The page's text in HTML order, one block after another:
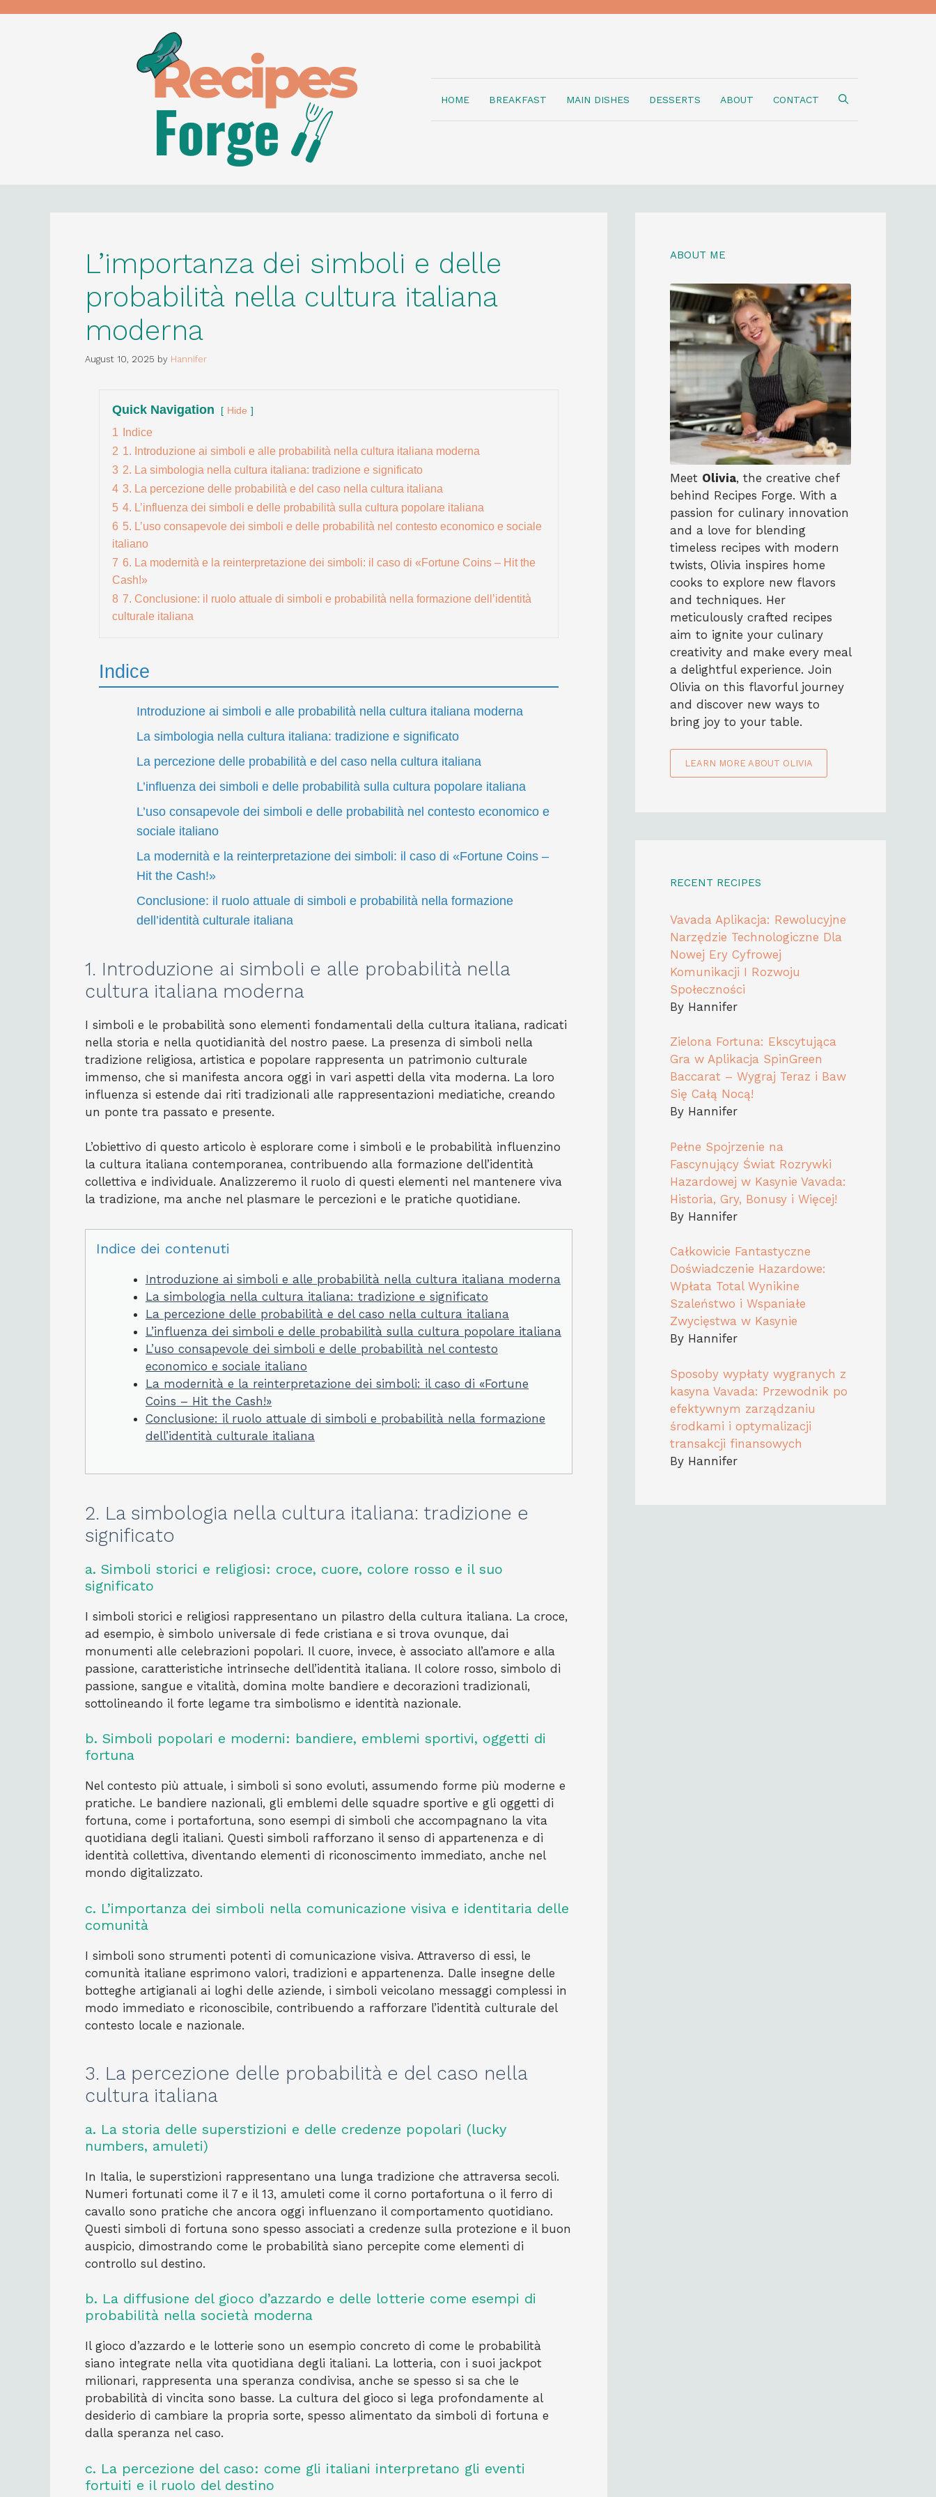
HOME BREAKFAST MAIN DISHES DESSERTS ABOUT CONTACT
L’importanza dei simboli e delle
probabilità nella cultura italiana
moderna
August 10, 2025 by Hannifer
Quick Navigation Hide
1 Indice
2 1. Introduzione ai simboli e alle probabilità nella cultura italiana moderna
3 2. La simbologia nella cultura italiana: tradizione e significato
4 3. La percezione delle probabilità e del caso nella cultura italiana
5 4. L’influenza dei simboli e delle probabilità sulla cultura popolare italiana
6 5. L’uso consapevole dei simboli e delle probabilità nel contesto economico e sociale
italiano
7 6. La modernità e la reinterpretazione dei simboli: il caso di «Fortune Coins – Hit the
Cash!»
8 7. Conclusione: il ruolo attuale di simboli e probabilità nella formazione dell’identità
culturale italiana
Indice
Introduzione ai simboli e alle probabilità nella cultura italiana moderna
La simbologia nella cultura italiana: tradizione e significato
La percezione delle probabilità e del caso nella cultura italiana
L’influenza dei simboli e delle probabilità sulla cultura popolare italiana
L’uso consapevole dei simboli e delle probabilità nel contesto economico e
sociale italiano
La modernità e la reinterpretazione dei simboli: il caso di «Fortune Coins –
Hit the Cash!»
Conclusione: il ruolo attuale di simboli e probabilità nella formazione
dell’identità culturale italiana
1. Introduzione ai simboli e alle probabilità nella
cultura italiana moderna
I simboli e le probabilità sono elementi fondamentali della cultura italiana, radicati
nella storia e nella quotidianità del nostro paese. La presenza di simboli nella
tradizione religiosa, artistica e popolare rappresenta un patrimonio culturale
immenso, che si manifesta ancora oggi in vari aspetti della vita moderna. La loro
influenza si estende dai riti tradizionali alle rappresentazioni mediatiche, creando
un ponte tra passato e presente.
L’obiettivo di questo articolo è esplorare come i simboli e le probabilità influenzino
la cultura italiana contemporanea, contribuendo alla formazione dell’identità
collettiva e individuale. Analizzeremo il ruolo di questi elementi nel mantenere viva
la tradizione, ma anche nel plasmare le percezioni e le pratiche quotidiane.
Indice dei contenuti
Introduzione ai simboli e alle probabilità nella cultura italiana moderna
La simbologia nella cultura italiana: tradizione e significato
La percezione delle probabilità e del caso nella cultura italiana
L’influenza dei simboli e delle probabilità sulla cultura popolare italiana
L’uso consapevole dei simboli e delle probabilità nel contesto
economico e sociale italiano
La modernità e la reinterpretazione dei simboli: il caso di «Fortune
Coins – Hit the Cash!»
Conclusione: il ruolo attuale di simboli e probabilità nella formazione
dell’identità culturale italiana
2. La simbologia nella cultura italiana: tradizione e
significato
a. Simboli storici e religiosi: croce, cuore, colore rosso e il suo
significato
I simboli storici e religiosi rappresentano un pilastro della cultura italiana. La croce,
ad esempio, è simbolo universale di fede cristiana e si trova ovunque, dai
monumenti alle celebrazioni popolari. Il cuore, invece, è associato all’amore e alla
passione, caratteristiche intrinseche dell’identità italiana. Il colore rosso, simbolo di
passione, sangue e vitalità, domina molte bandiere e decorazioni tradizionali,
sottolineando il forte legame tra simbolismo e identità nazionale.
b. Simboli popolari e moderni: bandiere, emblemi sportivi, oggetti di
fortuna
Nel contesto più attuale, i simboli si sono evoluti, assumendo forme più moderne e
pratiche. Le bandiere nazionali, gli emblemi delle squadre sportive e gli oggetti di
fortuna, come i portafortuna, sono esempi di simboli che accompagnano la vita
quotidiana degli italiani. Questi simboli rafforzano il senso di appartenenza e di
identità collettiva, diventando elementi di riconoscimento immediato, anche nel
mondo digitalizzato.
c. L’importanza dei simboli nella comunicazione visiva e identitaria delle
comunità
I simboli sono strumenti potenti di comunicazione visiva. Attraverso di essi, le
comunità italiane esprimono valori, tradizioni e appartenenza. Dalle insegne delle
botteghe artigianali ai loghi delle aziende, i simboli veicolano messaggi complessi in
modo immediato e riconoscibile, contribuendo a rafforzare l’identità culturale del
contesto locale e nazionale.
3. La percezione delle probabilità e del caso nella
cultura italiana
a. La storia delle superstizioni e delle credenze popolari (lucky
numbers, amuleti)
In Italia, le superstizioni rappresentano una lunga tradizione che attraversa secoli.
Numeri fortunati come il 7 e il 13, amuleti come il corno portafortuna o il ferro di
cavallo sono pratiche che ancora oggi influenzano il comportamento quotidiano.
Questi simboli di fortuna sono spesso associati a credenze sulla protezione e il buon
auspicio, dimostrando come le probabilità siano percepite come elementi di
controllo sul destino.
b. La diffusione del gioco d’azzardo e delle lotterie come esempi di
probabilità nella società moderna
Il gioco d’azzardo e le lotterie sono un esempio concreto di come le probabilità
siano integrate nella vita quotidiana degli italiani. La lotteria, con i suoi jackpot
milionari, rappresenta una speranza condivisa, anche se spesso si sa che le
probabilità di vincita sono basse. La cultura del gioco si lega profondamente al
desiderio di cambiare la propria sorte, spesso alimentato da simboli di fortuna e
dalla speranza nel caso.
c. La percezione del caso: come gli italiani interpretano gli eventi
fortuiti e il ruolo del destino
ABOUT ME
Meet Olivia, the creative chef
behind Recipes Forge. With a
passion for culinary innovation
and a love for blending
timeless recipes with modern
twists, Olivia inspires home
cooks to explore new flavors
and techniques. Her
meticulously crafted recipes
aim to ignite your culinary
creativity and make every meal
a delightful experience. Join
Olivia on this flavorful journey
and discover new ways to
bring joy to your table.
LEARN MORE ABOUT OLIVIA
RECENT RECIPES
Vavada Aplikacja: Rewolucyjne
Narzędzie Technologiczne Dla
Nowej Ery Cyfrowej
Komunikacji I Rozwoju
Społeczności
By Hannifer
Zielona Fortuna: Ekscytująca
Gra w Aplikacja SpinGreen
Baccarat – Wygraj Teraz i Baw
Się Całą Nocą!
By Hannifer
Pełne Spojrzenie na
Fascynujący Świat Rozrywki
Hazardowej w Kasynie Vavada:
Historia, Gry, Bonusy i Więcej!
By Hannifer
Całkowicie Fantastyczne
Doświadczenie Hazardowe:
Wpłata Total Wynikine
Szaleństwo i Wspaniałe
Zwycięstwa w Kasynie
By Hannifer
Sposoby wypłaty wygranych z
kasyna Vavada: Przewodnik po
efektywnym zarządzaniu
środkami i optymalizacji
transakcji finansowych
By Hannifer